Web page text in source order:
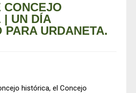
CONCEJO
| UN DÍA
PARA URDANETA.
histórica, el Concejo